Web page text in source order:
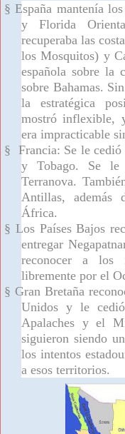
§ España mantenía
y Florida
recuperaba las
los Mosquitos) y
española sobre la
sobre Bahamas.
la estratégica
mostró inflexible,
era impracticable
§ Francia: Se le
y Tobago. Se le
Terranova.
Antillas, además
África.
§ Los Países Bajos
entregar
reconocer a los
libremente por el
§ Gran Bretaña
Unidos y le
Apalaches y el
siguieron siendo
los intentos
a esos territorios.